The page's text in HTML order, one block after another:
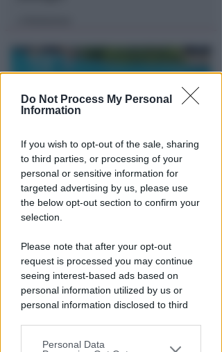
Do Not Process My Personal
Information
If you wish to opt-out of the sale, sharing
to third parties, or processing of your
personal or sensitive information for
targeted advertising by us, please use
the below opt-out section to confirm your
selection.
Please note that after your opt-out
request is processed you may continue
seeing interest-based ads based on
personal information utilized by us or
personal information disclosed to third
You may separately opt-out of the further
Personal Data
TRAGEDIA SFIORATA SUL TITANO
Rischia di annegare in piscina.
Bimbo di 4 anni in terapia